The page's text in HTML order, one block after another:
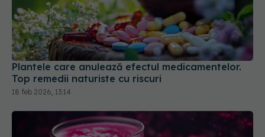
Plantele care anulează efectul medicamentelor.
Top remedii naturiste cu riscuri
18 feb 2026, 13:14